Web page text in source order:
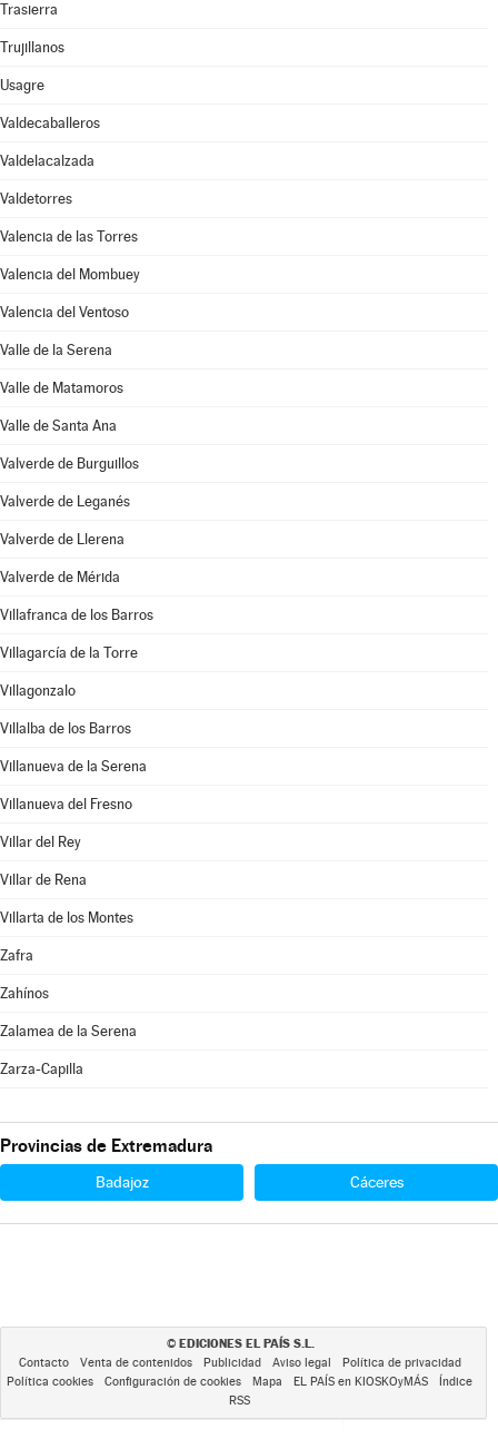
Trasierra
Trujillanos
Usagre
Valdecaballeros
Valdelacalzada
Valdetorres
Valencia de las Torres
Valencia del Mombuey
Valencia del Ventoso
Valle de la Serena
Valle de Matamoros
Valle de Santa Ana
Valverde de Burguillos
Valverde de Leganés
Valverde de Llerena
Valverde de Mérida
Villafranca de los Barros
Villagarcía de la Torre
Villagonzalo
Villalba de los Barros
Villanueva de la Serena
Villanueva del Fresno
Villar del Rey
Villar de Rena
Villarta de los Montes
Zafra
Zahínos
Zalamea de la Serena
Zarza-Capilla
Provincias de Extremadura
Badajoz Cáceres
© EDICIONES EL PAÍS S.L.
Contacto Venta de contenidos Publicidad Aviso legal
Política de privacidad
Política cookies
Configuración de cookies Mapa EL PAÍS en KIOSKOyMÁS
Índice
RSS